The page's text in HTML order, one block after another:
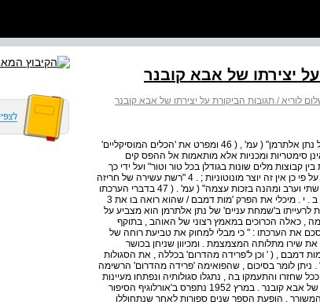
יצירתו של אבא קובנר
לוריא / תגובות הביקורת על יצירתו של אבא קובנר
המשקלי והריתמי לעומת "מערכת ההשפלות הטעמות של נתן אלתרמן" ( עמ' , ( 46 ומפרט את 'הכלים המוסיקליים'
סימטריות ומכניות אלא מותאמות אל ההפס קים
בין קבוצות מלים שונות בגודלן בכל טור וטור" ועל ידי כך
מיקצב גמיש יותר ; . 3 הבית נפתח ונסגר ביאמבים - ואף על פי כן אין זה יוצר מונוטוניות ; . 4 "רשת עשירה של חריזה
רגילה , חריזה אליטרטיבית והרמוניה ווקאלית ארוגה כאן שתי וערב ומהנה בזכות עצמה" ( עמ' . ( 47 בדברי הערכתו
על 'פרידה מהדרום' כ 20 שנה לאחר הופעתה מבליט גם ב . י . מיכלי את הפרק 'מות דמבם / שהוא רואה בו את 3
ב'שמחת עניים' של נתן אלתרמן הוא מצביע על
, כאלה הכרוכים במאמץ רצוני של האוהב , בתוקף
את הערכתו : " כי מבלי למחוק את טביעת רוחה של
שירו מתלותה המצמצמת . ומכיוון שניחן בכושר
דמבם , ( ' וכן ל'פרידה מהדרום' בכללה , את הסגולות
ניתן לומר בסיכום , שהפואימה 'פרידה מהדרום' הרשימה
שחזרו והתעמקו בה , נתגלו סגולותיה ונפתחו מעיינות
יופיה . ' שני הכרכים של 'פנים אל פנים' גילו פנים חדשות של אבא קובנר . במרץ 1952 נתפרס ב'אורלוגיף הסיפור
. הופעת הספר שנים ספורות לאחר שנתחוללו